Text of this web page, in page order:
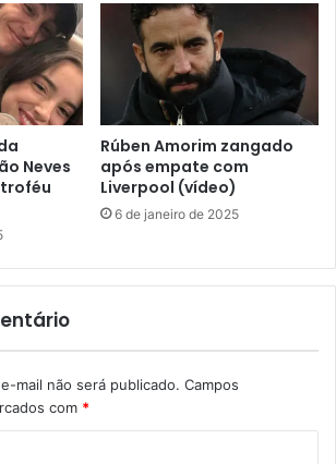
Neves
Rúben Amorim zangado
após empate com
Liverpool (vídeo)
6 de janeiro de 2025
mail não será publicado. Campos
com *